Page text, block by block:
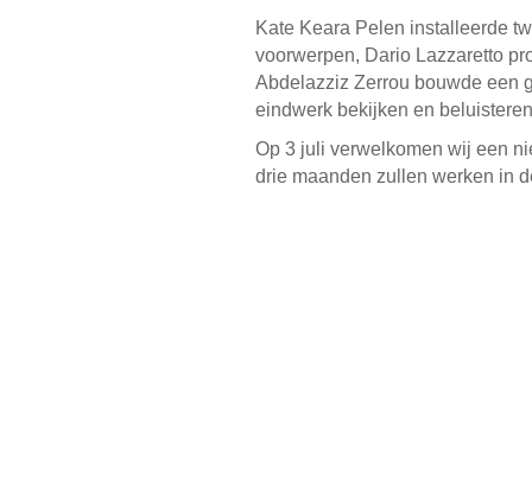
Kate Keara Pelen installeerde
voorwerpen, Dario Lazzaretto
Abdelazziz Zerrou bouwde een
eindwerk bekijken en
Op 3 juli verwelkomen wij een
drie maanden zullen werken in